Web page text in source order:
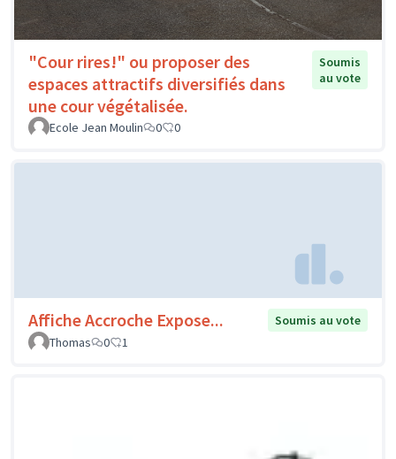
"Cour rires!" ou proposer des
espaces attractifs diversifiés dans
une cour végétalisée.
Soumis
au vote
Ecole Jean Moulin 0 0
Affiche Accroche Expose...
Soumis au vote
Thomas
0 1